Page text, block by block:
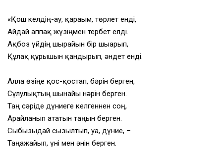
«Қош келдің-ау, қарағым, төрлет енді,
Айдай аппақ жүзіңмен тербет елді.
Ақбоз үйдің шырайын бір шығарып,
Құлақ құрышын қандырып, әндет енді.
Алла өзіңе қос-қостап, бәрін берген,
Сұлулықтың шынайы нәрін берген.
Таң сәріде дүниеге келгеннен соң,
Арайланып ататын таңын берген.
Сыбызғыдай сызылтып, уа, дүние, –
Таңғажайып, үні мен әнін берген.